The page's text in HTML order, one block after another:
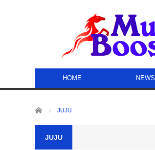
HOME NEWS
ホーム JUJU
JUJU